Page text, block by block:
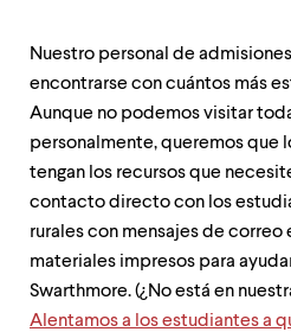
move
level
menu
parent.
level
menus,
escape
Nuestro personal de
encontrarse con cuántos más
Aunque no podemos visitar
personalmente, queremos que
tengan los recursos que
contacto directo con los
rurales con mensajes de
materiales impresos para
Swarthmore. (¿No está en
Alentamos a los estudiantes a